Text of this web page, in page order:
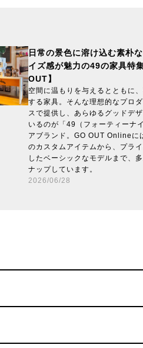
日常の景色に溶け込む素朴
イズ感が魅力の49の家具特
OUT】
空間に温もりを与えるとともに
する家具。そんな理想的なプロ
スで提供し、あらゆるグッドデ
いるのが「49（フォーティーナ
アブランド。GO OUT Onlineに
のカスタムアイテムから、プラ
したベーシックなモデルまで、
ナップしています。
2026/06/28